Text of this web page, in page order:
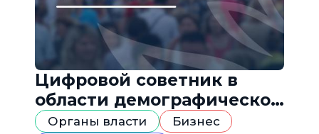
Цифровой советник в
области демографической
политики
Органы власти
Бизнес